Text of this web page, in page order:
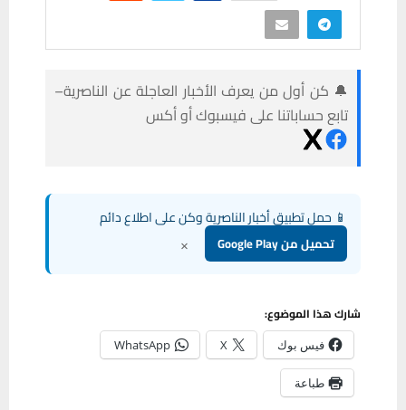
🔔 كن أول من يعرف الأخبار العاجلة عن الناصرية–
تابع حساباتنا على فيسبوك أو أكس
📱 حمل تطبيق أخبار الناصرية وكن على اطلاع دائم
تحميل من Google Play ×
شارك هذا الموضوع:
فيس بوك X
WhatsApp
طباعة